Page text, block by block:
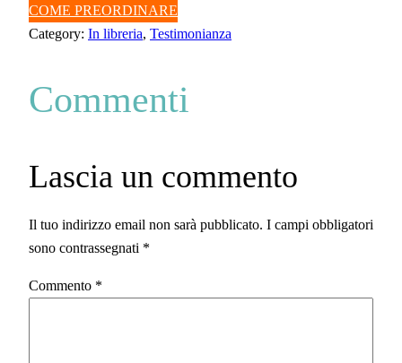
COME PREORDINARE
Category: In libreria, Testimonianza
Commenti
Lascia un commento
Il tuo indirizzo email non sarà pubblicato. I campi obbligatori
sono contrassegnati *
Commento *